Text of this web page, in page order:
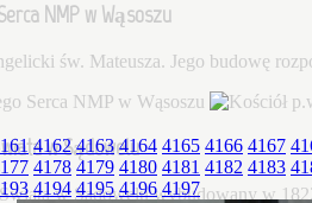
NMP w Wąsoszu
św. Mateusza. Jego budowę
w Sądowelu
w Sądowelu wybudowany w
4162 4163 4164 4165 4166 4167
4178 4179 4180 4181 4182 4183
4194 4195 4196 4197